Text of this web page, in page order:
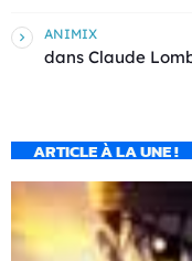
ANIMIX
dans Claude
ARTICLE À LA UNE !